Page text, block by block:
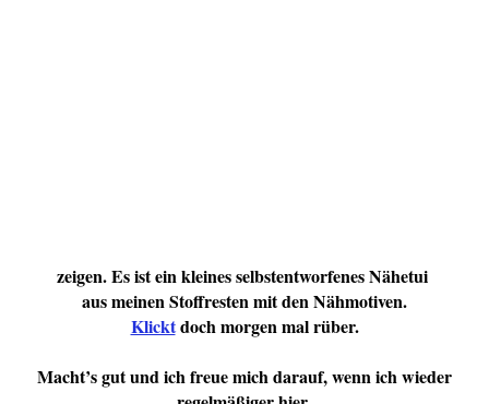
zeigen. Es ist ein kleines selbstentworfenes Nähetui
aus meinen Stoffresten mit den Nähmotiven.
Klicktdoch morgen mal rüber.
Macht’s gut und ich freue mich darauf, wenn ich wieder